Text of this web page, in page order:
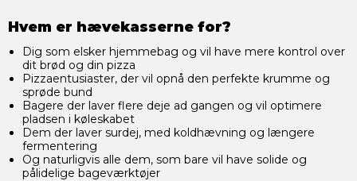
Hvem er hævekasserne for?
Dig som elsker hjemmebag og vil have mere kontrol over
dit brød og din pizza
Pizzaentusiaster, der vil opnå den perfekte krumme og
sprøde bund
Bagere der laver flere deje ad gangen og vil optimere
pladsen i køleskabet
Dem der laver surdej, med koldhævning og længere
fermentering
Og naturligvis alle dem, som bare vil have solide og
pålidelige bageværktøjer